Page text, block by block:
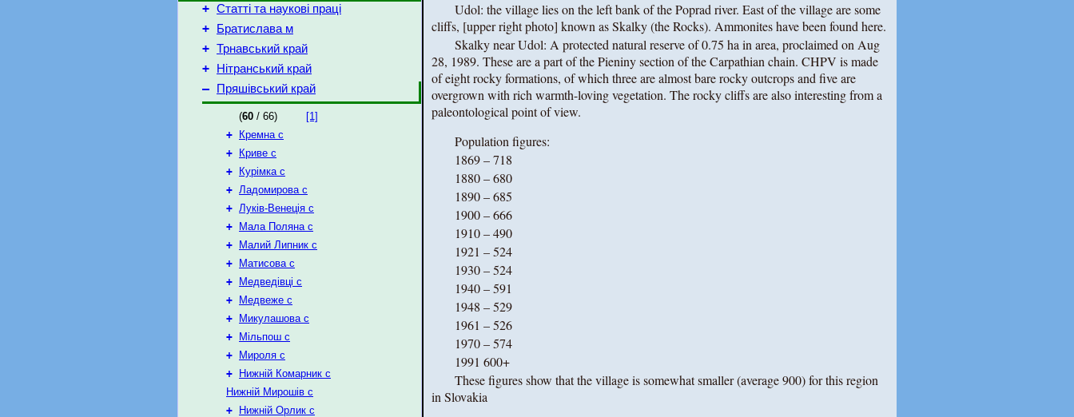
+ Статті та наукові праці
+ Братислава м
+ Трнавський край
+ Нітранський край
– Пряшівський край
(60 / 66)
[1]
+
Кремна с
+
Криве с
+
Курімка с
+ Ладомирова с
+ Луків-Венеція с
+
Мала Поляна с
+
Малий Липник с
+
Матисова с
+
Медведівці с
+
Медвеже с
+
Микулашова с
+
Мільпош с
+
Мироля с
+
Нижній Комарник с
Нижній Мирошів с
+
Нижній Орлик с
Udol: the village lies on the left bank of the Poprad river. East of the village are some
cliffs, [upper right photo] known as Skalky (the Rocks). Ammonites have been found here.
Skalky near Udol: A protected natural reserve of 0.75 ha in area, proclaimed on Aug
28, 1989. These are a part of the Pieniny section of the Carpathian chain. CHPV is made
of eight rocky formations, of which three are almost bare rocky outcrops and five are
overgrown with rich warmth-loving vegetation. The rocky cliffs are also interesting from a
paleontological point of view.
Population figures:
1869 – 718
1880 – 680
1890 – 685
1900 – 666
1910 – 490
1921 – 524
1930 – 524
1940 – 591
1948 – 529
1961 – 526
1970 – 574
1991 600+
These figures show that the village is somewhat smaller (average 900) for this region
in Slovakia